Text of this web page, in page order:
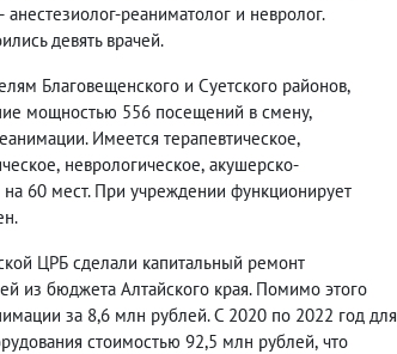
реаниматолог и невролог.
девять врачей.
Благовещенского и Суетского районов,
мощностью 556 посещений в смену,
Имеется терапевтическое,
, неврологическое, акушерско-
на 60 мест. При учреждении функционирует
ЦРБ сделали капитальный ремонт
из бюджета Алтайского края. Помимо этого
за 8,6 млн рублей. С 2020 по 2022 год для
стоимостью 92,5 млн рублей, что